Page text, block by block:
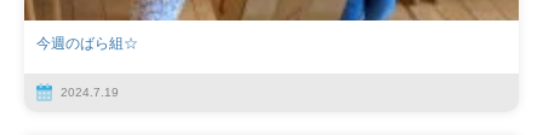
今週のばら組☆
2024.7.19